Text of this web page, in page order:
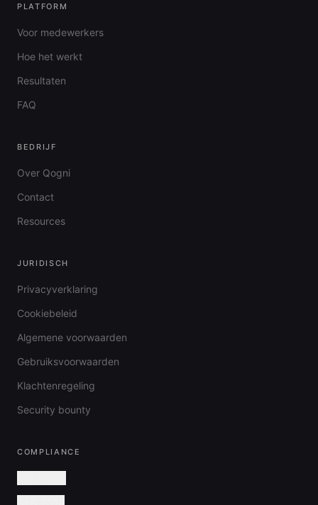
PLATFORM
Voor medewerkers
Hoe het werkt
Resultaten
FAQ
BEDRIJF
Over Qogni
Contact
Resources
JURIDISCH
Privacyverklaring
Cookiebeleid
Algemene voorwaarden
Gebruiksvoorwaarden
Klachtenregeling
Security bounty
COMPLIANCE